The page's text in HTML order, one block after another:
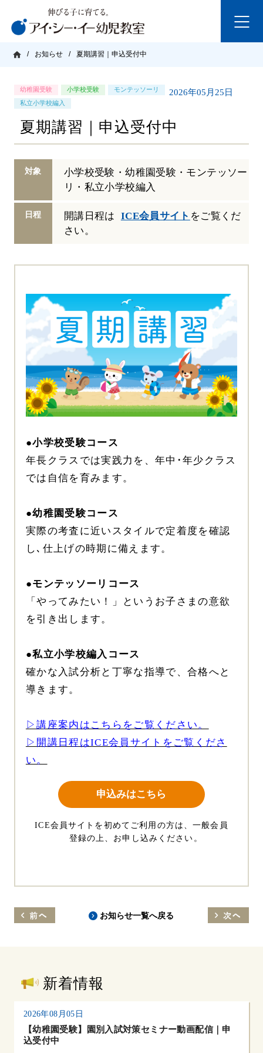
/ お知らせ / 夏期講習｜申込受付中
幼稚園受験 小学校受験 モンテッソーリ
私立小学校編入
2026年05月25日
夏期講習｜申込受付中
対象
小学校受験・幼稚園受験・モンテッソー
リ・私立小学校編入
日程 開講日程は ICE会員サイト をご覧くだ
さい。
●小学校受験コース
年長クラスでは実践力を、年中･年少クラス
では自信を育みます。
●幼稚園受験コース
実際の考査に近いスタイルで定着度を確認
し､仕上げの時期に備えます。
●モンテッソーリコース
「やってみたい！」というお子さまの意欲
を引き出します。
●私立小学校編入コース
確かな入試分析と丁寧な指導で、合格へと
導きます。
▷講座案内はこちらをご覧ください。
▷開講日程はICE会員サイトをご覧くださ
い。
申込みはこちら
ICE会員サイトを初めてご利用の方は、一般会員
登録の上、お申し込みください。
お知らせ一覧へ戻る
新着情報
2026年08月05日
【幼稚園受験】園別入試対策セミナー動画配信｜申
込受付中